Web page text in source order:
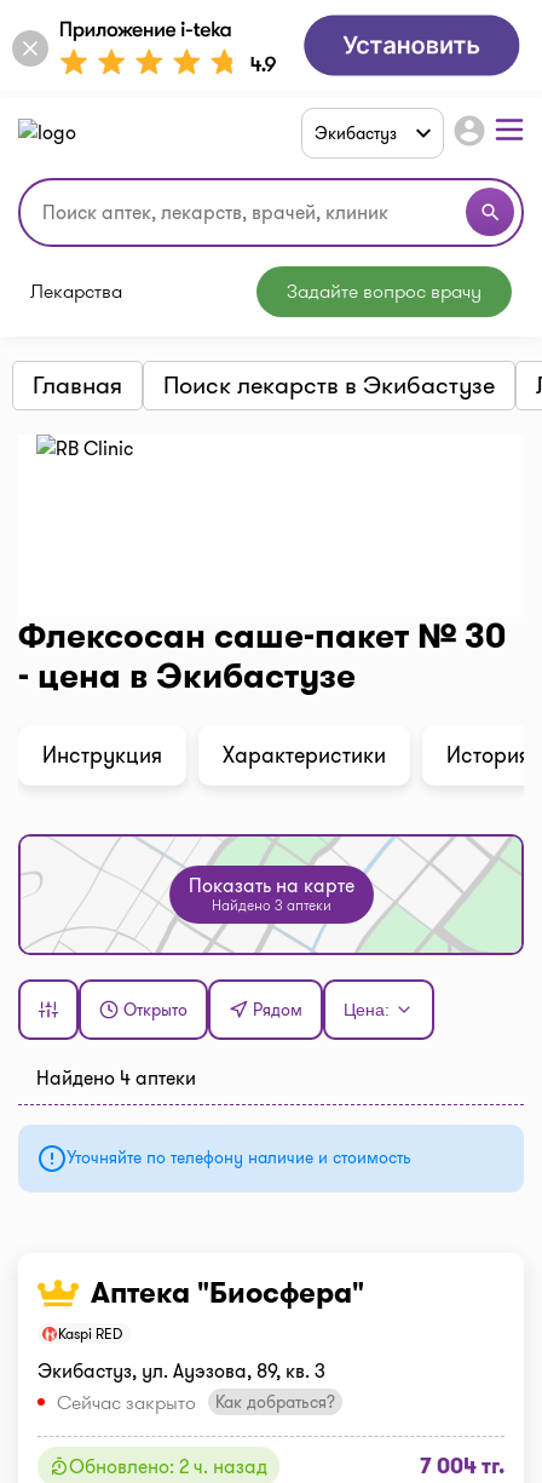
search
Экибастуз account_circle
Лекарства Задайте вопрос врачу
Главная Поиск лекарств в Экибастузе
Флексосан саше-пакет № 30
- цена в Экибастузе
Инструкция Характеристики История
Показать на карте
Найдено 3 аптеки
Открыто Рядом Цена:
Найдено 4 аптеки
Уточняйте по телефону наличие и стоимость
Аптека "Биосфера"
Kaspi RED
Экибастуз, ул. Ауэзова, 89, кв. 3
Сейчас закрыто
Как добраться?
Обновлено: 2 ч. назад 7 004 тг.